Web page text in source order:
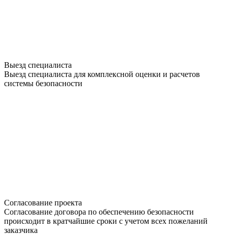
Выезд специалиста
Выезд специалиста для комплексной оценки и расчетов
системы безопасности
Согласование проекта
Согласование договора по обеспечению безопасности
происходит в кратчайшие сроки с учетом всех пожеланий
заказчика